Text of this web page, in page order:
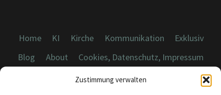
Zustimmung verwalten
Home KI Kirche Kommunikation
Exklusiv
Blog
About Cookies, Datenschutz, Impressum